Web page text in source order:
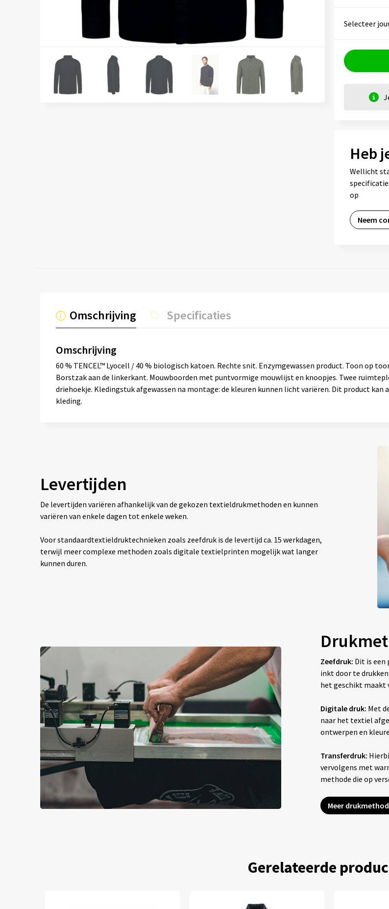
Selecteer
Heb
Wellicht
op
Neem
Omschrijving Specificaties
Omschrijving
60 % TENCEL™ Lyocell / 40 % biologisch katoen. Rechte snit. Enzymgewassen product. Toon op
Borstzak aan de linkerkant. Mouwboorden met puntvormige mouwlijst en knoopjes. Twee
driehoekje. Kledingstuk afgewassen na montage: de kleuren kunnen licht variëren. Dit product
kleding.
Levertijden
De levertijden variëren afhankelijk van de gekozen textieldrukmethoden en kunnen
variëren van enkele dagen tot enkele weken.
Voor standaardtextieldruktechnieken zoals zeefdruk is de levertijd ca. 15 werkdagen,
terwijl meer complexe methoden zoals digitale textielprinten mogelijk wat langer
kunnen duren.
Zeefdruk: Dit is
inkt door te
het geschikt maakt
Digitale druk: Met
naar het textiel
ontwerpen en
Transferdruk:
vervolgens met
methode die op
Meer
Gerelateerde